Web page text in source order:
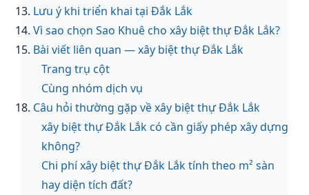
Lưu ý khi triển khai tại Đắk Lắk
Vì sao chọn Sao Khuê cho xây biệt thự Đắk Lắk?
Bài viết liên quan — xây biệt thự Đắk Lắk
Trang trụ cột
Cùng nhóm dịch vụ
Câu hỏi thường gặp về xây biệt thự Đắk Lắk
xây biệt thự Đắk Lắk có cần giấy phép xây dựng
không?
Chi phí xây biệt thự Đắk Lắk tính theo m² sàn
hay diện tích đất?